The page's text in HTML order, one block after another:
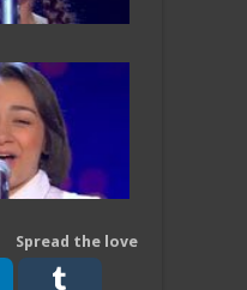
Spread the love